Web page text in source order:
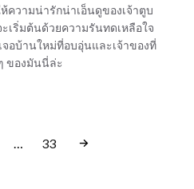
ความน่ารักน่าเอ็นดูของเจ้าตูบ
เริ่มต้นด้วยความรันทดเหลือใจ
อบ้านใหม่ที่อบอุ่นและเจ้าของที่
ของมันนี่ล่ะ
… 33